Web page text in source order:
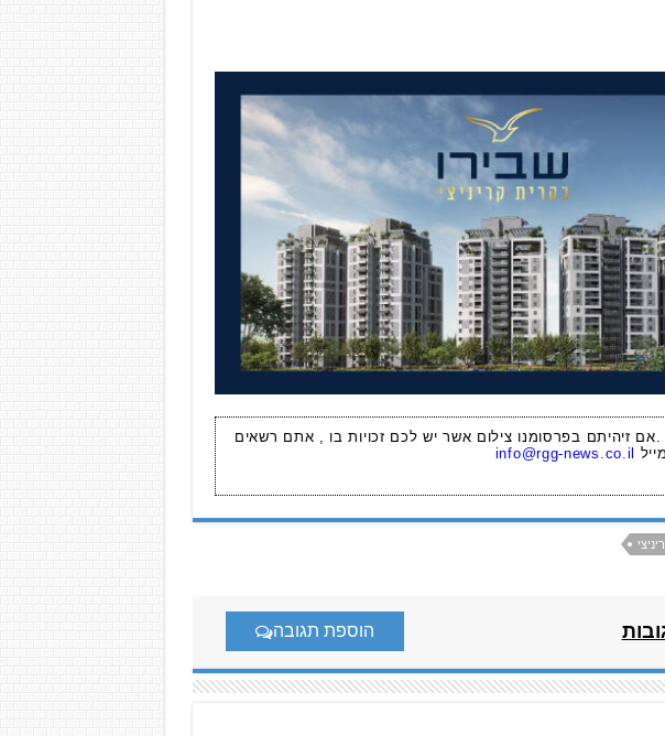
.אם זיהיתם בפרסומנו צילום אשר יש לכם זכויות בו , אתם רשאים
info@rgg-news.co.il
הוספת תגובה